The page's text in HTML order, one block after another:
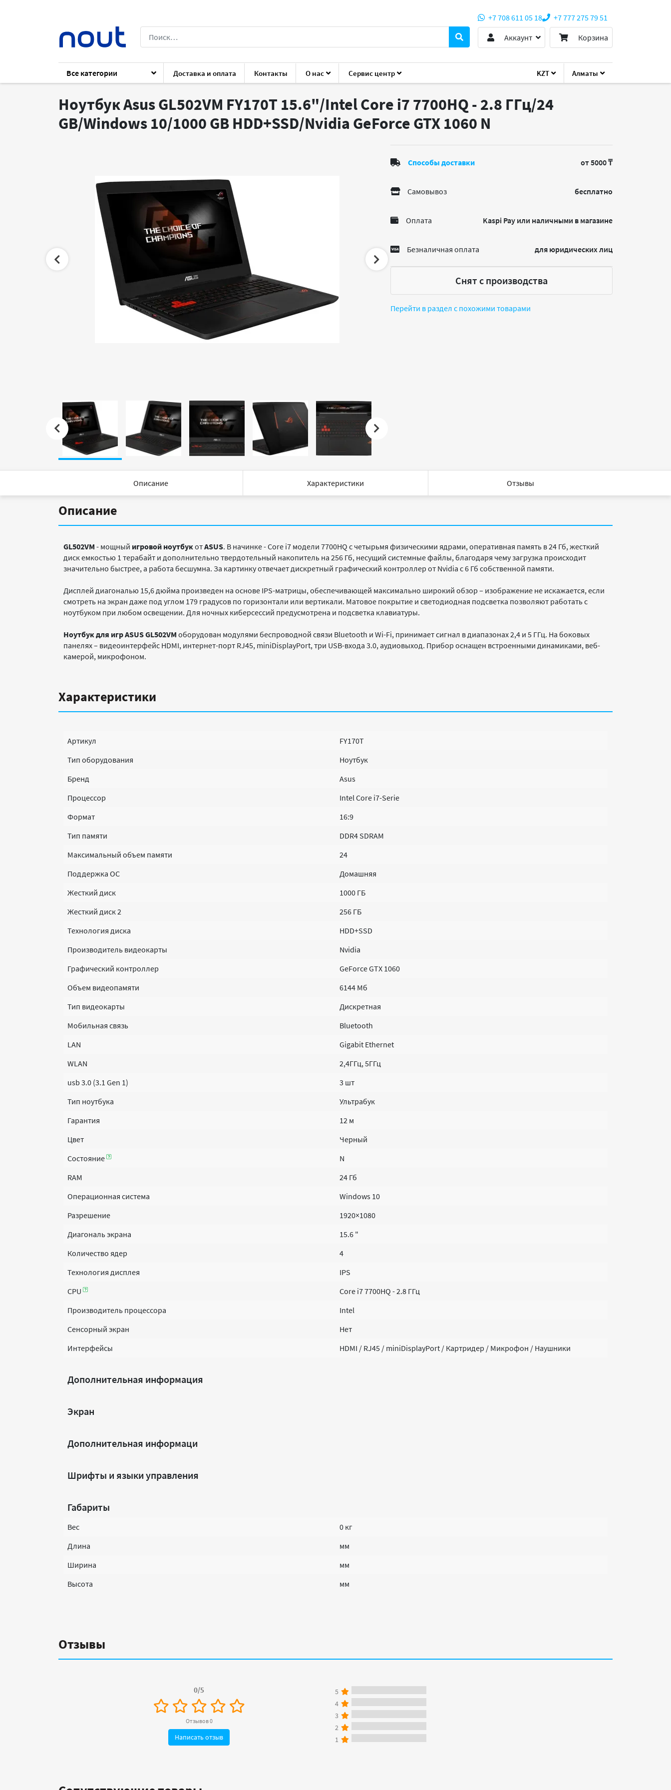
KZT Алматы
+7 708 611 05 18
+7 777 275 79 51
Аккаунт
Корзина
Все категории Доставка и оплата Контакты О нас Сервис центр
Каталог Ноутбуки Asus GL502VM FY170T
Ноутбук Asus GL502VM FY170T 15.6"/Intel Core i7 7700HQ - 2.8 ГГц/24
GB/Windows 10/1000 GB HDD+SSD/Nvidia GeForce GTX 1060 N
Способы доставки от 5000 ₸
Самовывоз бесплатно
Оплата Kaspi Pay или наличными в магазине
Безналичная оплата для юридических лиц
Снят с производства
Перейти в раздел с похожими товарами
Описание Характеристики Отзывы
Описание
GL502VM - мощный игровой ноутбукотASUS. В начинке - Core i7 модели 7700HQ с четырьмя физическими ядрами, оперативная память в 24 Гб, жесткий
диск емкостью 1 терабайт и дополнительно твердотельный накопитель на 256 Гб, несущий системные файлы, благодаря чему загрузка происходит
значительно быстрее, а работа бесшумна. За картинку отвечает дискретный графический контроллер от Nvidia с 6 Гб собственной памяти.
Дисплей диагональю 15,6 дюйма произведен на основе IPS-матрицы, обеспечивающей максимально широкий обзор – изображение не искажается, если
смотреть на экран даже под углом 179 градусов по горизонтали или вертикали. Матовое покрытие и светодиодная подсветка позволяют работать с
ноутбуком при любом освещении. Для ночных киберсессий предусмотрена и подсветка клавиатуры.
Ноутбук для игр ASUS GL502VM оборудован модулями беспроводной связи Bluetooth и Wi-Fi, принимает сигнал в диапазонах 2,4 и 5 ГГц. На боковых
панелях – видеоинтерфейс HDMI, интернет-порт RJ45, miniDisplayPort, три USB-входа 3.0, аудиовыход. Прибор оснащен встроенными динамиками, веб-
камерой, микрофоном.
Характеристики
Артикул
FY170T
Тип оборудования
Ноутбук
Бренд
Asus
Процессор
Intel Core i7-Serie
Формат
16:9
Тип памяти
DDR4 SDRAM
Максимальный объем памяти
24
Поддержка ОС
Домашняя
Жесткий диск
1000 ГБ
Жесткий диск 2
256 ГБ
Технология диска
HDD+SSD
Производитель видеокарты
Nvidia
Графический контроллер
GeForce GTX 1060
Объем видеопамяти
6144 Мб
Тип видеокарты
Дискретная
Мобильная связь
Bluetooth
LAN
Gigabit Ethernet
WLAN
2,4ГГц, 5ГГц
usb 3.0 (3.1 Gen 1)
3 шт
Тип ноутбука
Ультрабук
Гарантия
12 м
Цвет
Черный
Состояние
N
RAM
24 Гб
Операционная система
Windows 10
Разрешение
1920×1080
Диагональ экрана
15.6 "
Количество ядер
4
Технология дисплея
IPS
CPU
Core i7 7700HQ - 2.8 ГГц
Производитель процессора
Intel
Сенсорный экран
Нет
Интерфейсы
HDMI / RJ45 / miniDisplayPort / Картридер / Микрофон / Наушники
Дополнительная информация
Экран
Дополнительная информаци
Шрифты и языки управления
Габариты
Вес
0 кг
Длина
мм
Ширина
мм
Высота
мм
Отзывы
0/5
Отзывов 0
Написать отзыв
5
4
3
2
1